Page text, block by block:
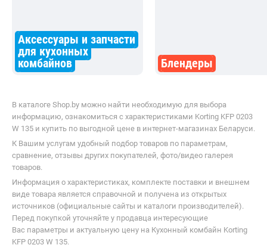
Аксессуары и запчасти
для кухонных
комбайнов
Блендеры
В каталоге Shop.by можно найти необходимую для выбора
информацию, ознакомиться с характеристиками Korting KFP 0203
W 135 и купить по выгодной цене в интернет-магазинах Беларуси.
К Вашим услугам удобный подбор товаров по параметрам,
сравнение, отзывы других покупателей, фото/видео галерея
товаров.
Информация о характеристиках, комплекте поставки и внешнем
виде товара является справочной и получена из открытых
источников (официальные сайты и каталоги производителей).
Перед покупкой уточняйте у продавца интересующие
Вас параметры и актуальную цену на Кухонный комбайн Korting
KFP 0203 W 135.